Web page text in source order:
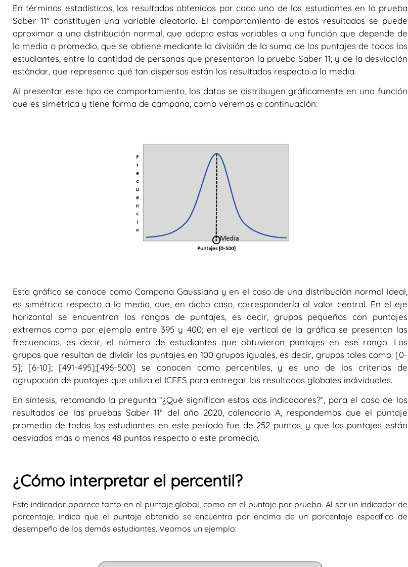
En términos estadísticos, los resultados obtenidos por cada uno de los estudiantes en la prueba
Saber 11° constituyen una variable aleatoria. El comportamiento de estos resultados se puede
aproximar a una distribución normal, que adapta estas variables a una función que depende de
la media o promedio,que se obtiene mediante la división de la suma de los puntajes de todos los
estudiantes, entre la cantidad de personas que presentaron la prueba Saber 11; y de la desviación
estándar , que representa qué tan dispersos están los resultados respecto a la media.
Al presentar este tipo de comportamiento, los datos se distribuyen gráficamente en una función
que es simétrica y tiene forma de campana, como veremos a continuación:
Esta gráfica se conoce como Campana Gaussiana y en el caso de una distribución normal ideal,
es simétrica respecto a la media, que, en dicho caso, correspondería al valor central. En el eje
horizontal se encuentran los rangos de puntajes, es decir, grupos pequeños con puntajes
extremos como por ejemplo entre 395 y 400; en el eje vertical de la gráfica se presentan las
frecuencias, es decir, el número de estudiantes que obtuvieron puntajes en ese rango. Los
grupos que resultan de dividir los puntajes en 100 grupos iguales, es decir, grupos tales como: [0-
5]; [6-10]; [491-495];[496-500] se conocen como percentiles, y es uno de los criterios de
agrupación de puntajes que utiliza el ICFES para entregar los resultados globales individuales.
En síntesis, retomando la pregunta “¿Qué significan estos dos indicadores?”, para el caso de los
resultados de las pruebas Saber 11° del año 2020, calendario A, respondemos que el puntaje
promedio de todos los estudiantes en este período fue de 252 puntos, y que los puntajes están
desviados más o menos 48 puntos respecto a este promedio.
¿Cómo interpretar el percentil?
Este indicador aparece tanto en el puntaje global, como en el puntaje por prueba. Al ser un indicador de
porcentaje, indica que el puntaje obtenido se encuentra por encima de un porcentaje específico de
desempeño de los demás estudiantes. Veamos un ejemplo: